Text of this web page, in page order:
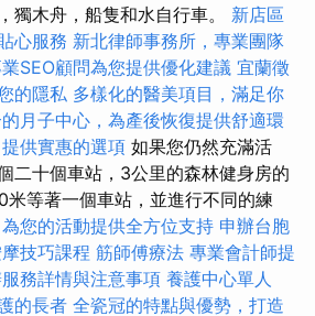
獨木舟，船隻和水自行車。 新店區
心服務 新北律師事務所，專業團隊
SEO顧問為您提供優化建議 宜蘭徵
的隱私 多樣化的醫美項目，滿足你
月子中心，為產後恢復提供舒適環
供實惠的選項 如果您仍然充滿活
二十個車站，3公里的森林健身房的
米等著一個車站，並進行不同的練
您的活動提供全方位支持 申辦台胞
技巧課程 筋師傅療法 專業會計師提
務詳情與注意事項 養護中心單人
的長者 全瓷冠的特點與優勢，打造